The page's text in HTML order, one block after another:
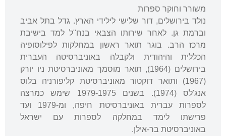
משורר וחוקר ספרות
נולד בירושלים, דור שלישי לילידי הארץ. גדל בתל אביב
וברמת גן. לאחר שירותו הצבאי בנח"ל למד בישיבת
מרכז הרב. בוגר תואר ראשון במחלקות לפילוסופיה
הכללית והיהודית ולקבלה באוניברסיטה העברית
בירושלים (1964), תואר מוסמך מאוניברסיטת ניו יורק
(1967) ותואר דוקטור מאוניברסיטת קליפורניה בלוס
אנג'לס (1974). בשנים 1979-1975 שימש כמרצה
לספרות עברית באוניברסיטת חיפה, ומ-1979 ועד
פרישתו לימד במחלקה לספרות עם ישראל
באוניברסיטת בר-אילן.